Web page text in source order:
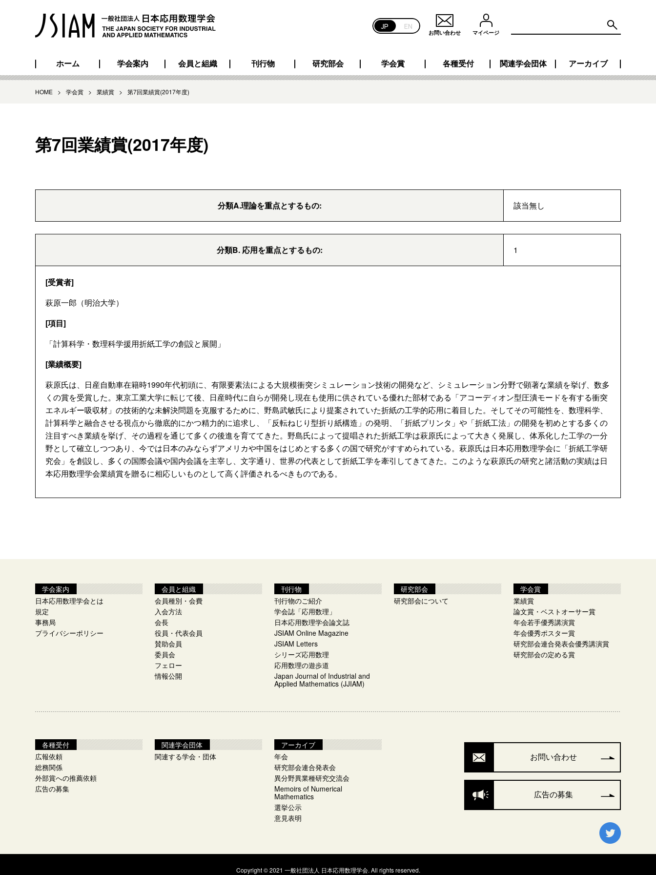
JP EN
お問い合わせ マイページ
ホーム 学会案内 会員と組織 刊行物 研究部会 学会賞 各種受付 関連学会団体 アーカイブ
HOME > 学会賞 > 業績賞 > 第7回業績賞(2017年度)
第7回業績賞(2017年度)
分類A.理論を重点とするもの: 該当無し
分類B. 応用を重点とするもの: 1
[受賞者]
萩原一郎（明治大学）
[項目]
「計算科学・数理科学援用折紙工学の創設と展開」
[業績概要]
萩原氏は、日産自動車在籍時1990年代初頭に、有限要素法による大規模衝突シミュレーション技術の開発など、シミュレーション分野で顕著な業績を挙げ、数多
くの賞を受賞した。東京工業大学に転じて後、日産時代に自らが開発し現在も使用に供されている優れた部材である「アコーディオン型圧潰モードを有する衝突
エネルギー吸収材」の技術的な未解決問題を克服するために、野島武敏氏により提案されていた折紙の工学的応用に着目した。そしてその可能性を、数理科学、
計算科学と融合させる視点から徹底的にかつ精力的に追求し、「反転ねじり型折り紙構造」の発明、「折紙プリンタ」や「折紙工法」の開発を初めとする多くの
注目すべき業績を挙げ、その過程を通じて多くの後進を育ててきた。野島氏によって提唱された折紙工学は萩原氏によって大きく発展し、体系化した工学の一分
野として確立しつつあり、今では日本のみならずアメリカや中国をはじめとする多くの国で研究がすすめられている。萩原氏は日本応用数理学会に「折紙工学研
究会」を創設し、多くの国際会議や国内会議を主宰し、文字通り、世界の代表として折紙工学を牽引してきてきた。このような萩原氏の研究と諸活動の実績は日
本応用数理学会業績賞を贈るに相応しいものとして高く評価されるべきものである。
学会案内
日本応用数理学会とは
規定
事務局
プライバシーポリシー
会員と組織
会員種別・会費
入会方法
会長
役員・代表会員
賛助会員
委員会
フェロー
情報公開
刊行物
刊行物のご紹介
学会誌「応用数理」
日本応用数理学会論文誌
JSIAM Online Magazine
JSIAM Letters
シリーズ応用数理
応用数理の遊歩道
Japan Journal of Industrial and
Applied Mathematics (JJIAM)
研究部会
研究部会について
学会賞
業績賞
論文賞・ベストオーサー賞
年会若手優秀講演賞
年会優秀ポスター賞
研究部会連合発表会優秀講演賞
研究部会の定める賞
各種受付
広報依頼
総務関係
外部賞への推薦依頼
広告の募集
関連学会団体
関連する学会・団体
アーカイブ
年会
研究部会連合発表会
異分野異業種研究交流会
Memoirs of Numerical
Mathematics
選挙公示​
意見表明
お問い合わせ
広告の募集
Copyright © 2021 一般社団法人 日本応用数理学会. All rights reserved.